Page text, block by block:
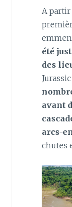
A partir
été
des
avant
arcs-
chutes